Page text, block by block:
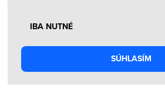
IBA NUTNÉ
SÚHLASÍM